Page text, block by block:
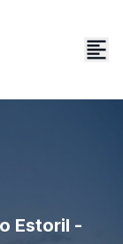
Estoril -